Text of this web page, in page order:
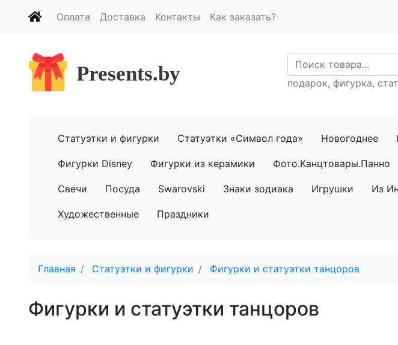
Оплата Доставка Контакты Как заказать?
Presents.by подарок, фигурка,
Статуэтки и фигурки Статуэтки «Символ года» Новогоднее
Фигурки Disney Фигурки из керамики Фото.Канцтовары.Панно
Свечи Посуда Swarovski Знаки зодиака Игрушки Из
Художественные Праздники
Главная Статуэтки и фигурки Фигурки и статуэтки танцоров
Фигурки и статуэтки танцоров